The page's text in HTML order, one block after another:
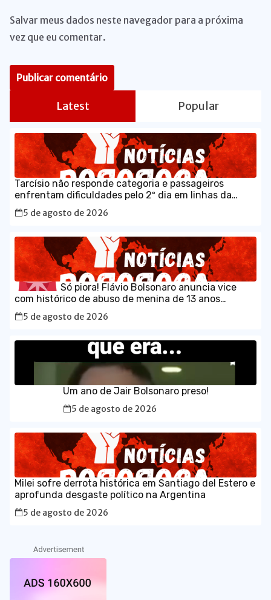
Salvar meus dados neste navegador para a próxima
vez que eu comentar.
Latest Popular
Tarcísio não responde categoria e passageiros
enfrentam dificuldades pelo 2º dia em linhas da
CPTM
5 de agosto de 2026
Só piora! Flávio Bolsonaro anuncia vice
com histórico de abuso de menina de 13 anos
5 de agosto de 2026
Um ano de Jair Bolsonaro preso!
5 de agosto de 2026
Milei sofre derrota histórica em Santiago del Estero e
aprofunda desgaste político na Argentina
5 de agosto de 2026